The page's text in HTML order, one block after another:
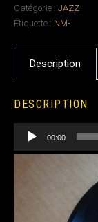
Catégorie : JAZZ
Étiquette : NM-
Description
DESCRIPTION
Lecteur
audio
00:00